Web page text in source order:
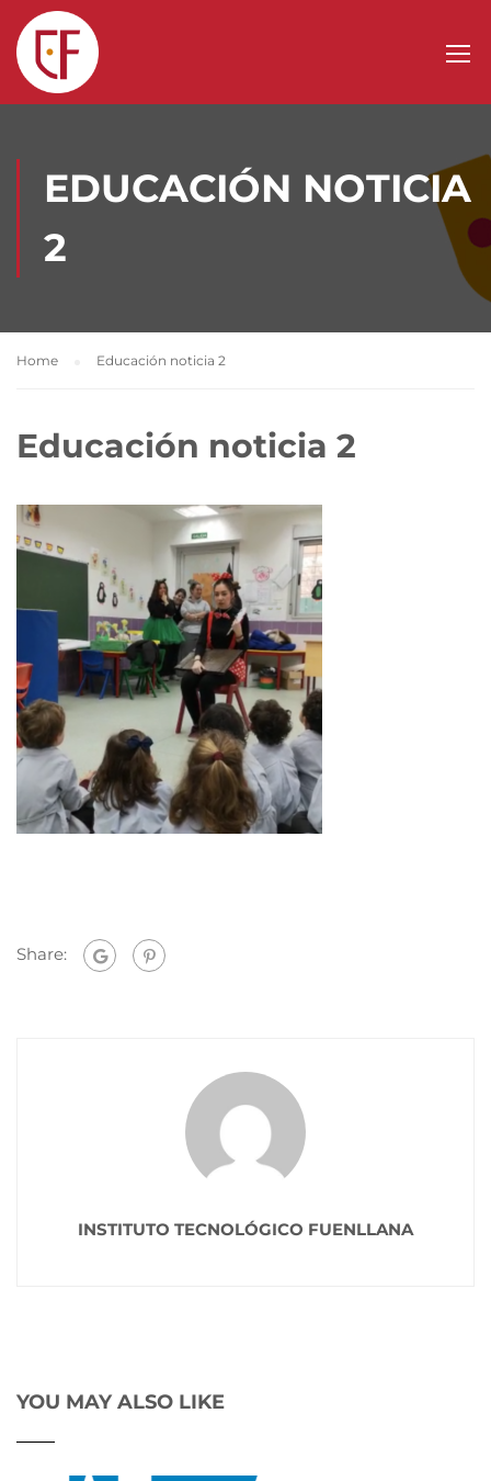
EDUCACIÓN NOTICIA
2
Home Educación noticia 2
Educación noticia 2
Share:
INSTITUTO TECNOLÓGICO FUENLLANA
YOU MAY ALSO LIKE